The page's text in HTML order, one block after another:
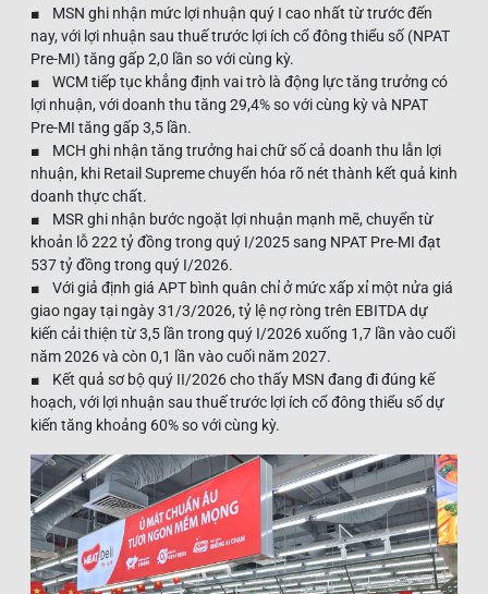
■ MSN ghi nhận mức lợi nhuận quý I cao nhất từ trước đến
nay, với lợi nhuận sau thuế trước lợi ích cổ đông thiểu số (NPAT
Pre-MI) tăng gấp 2,0 lần so với cùng kỳ.
■ WCM tiếp tục khẳng định vai trò là động lực tăng trưởng có
lợi nhuận, với doanh thu tăng 29,4% so với cùng kỳ và NPAT
Pre-MI tăng gấp 3,5 lần.
■ MCH ghi nhận tăng trưởng hai chữ số cả doanh thu lẫn lợi
nhuận, khi Retail Supreme chuyển hóa rõ nét thành kết quả kinh
doanh thực chất.
■ MSR ghi nhận bước ngoặt lợi nhuận mạnh mẽ, chuyển từ
khoản lỗ 222 tỷ đồng trong quý I/2025 sang NPAT Pre-MI đạt
537 tỷ đồng trong quý I/2026.
■ Với giả định giá APT bình quân chỉ ở mức xấp xỉ một nửa giá
giao ngay tại ngày 31/3/2026, tỷ lệ nợ ròng trên EBITDA dự
kiến cải thiện từ 3,5 lần trong quý I/2026 xuống 1,7 lần vào cuối
năm 2026 và còn 0,1 lần vào cuối năm 2027.
■ Kết quả sơ bộ quý II/2026 cho thấy MSN đang đi đúng kế
hoạch, với lợi nhuận sau thuế trước lợi ích cổ đông thiểu số dự
kiến tăng khoảng 60% so với cùng kỳ.